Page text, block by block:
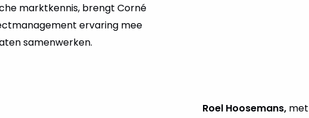
marktkennis, brengt Corné
ervaring mee
samenwerken.
Roel Hoosemans,